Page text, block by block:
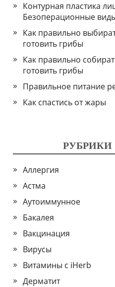
Контурная пластика
Безоперационные
Как правильно
готовить грибы
Как правильно
готовить грибы
Правильное питание
Как спастись от жары
РУБРИКИ
Аллергия
Астма
Аутоиммунное
Бакалея
Вакцинация
Вирусы
Витамины с iHerb
Дерматит